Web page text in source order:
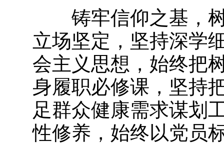
铸牢信仰之基，树
立场坚定，坚持深学
会主义思想，始终把
身履职必修课，坚持
足群众健康需求谋划
性修养，始终以党员